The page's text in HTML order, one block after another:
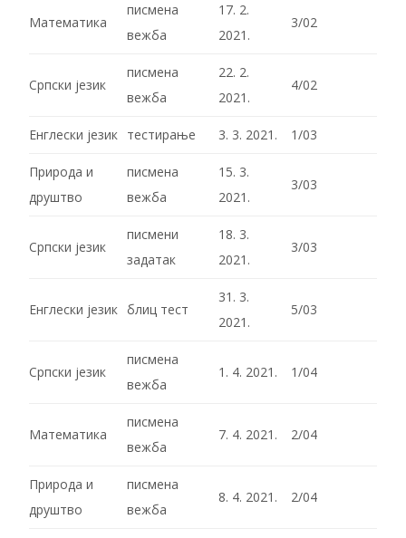
Математика
писмена
вежба
17. 2.
2021.
3/02
Српски језик
писмена
вежба
22. 2.
2021.
4/02
Енглески језик тестирање 3. 3. 2021. 1/03
Природа и
друштво
писмена
вежба
15. 3.
2021.
3/03
Српски језик
писмени
задатак
18. 3.
2021.
3/03
Енглески језик блиц тест
31. 3.
2021.
5/03
Српски језик
писмена
вежба
1. 4. 2021. 1/04
Математика
писмена
вежба
7. 4. 2021. 2/04
Природа и
друштво
писмена
вежба
8. 4. 2021. 2/04